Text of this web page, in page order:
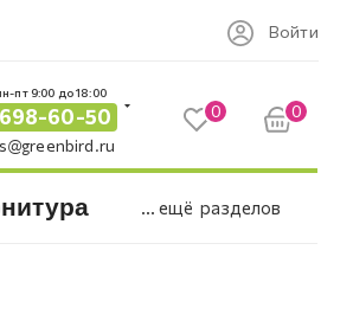
Войти
пт 9:00 до 18:00
60-50 0 0
... ещё разделов